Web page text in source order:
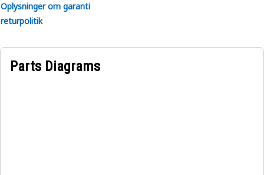
Oplysninger om garanti
returpolitik
Parts Diagrams